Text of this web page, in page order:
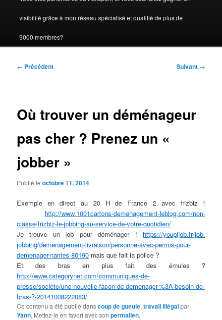
visibilité grâce à mon réseau spécialisé et qualifié de plus de
9000 membres?
Navigation
← Précédent Suivant →
Où trouver un déménageur
pas cher ? Prenez un «
jobber »
Publié leoctobre 11, 2014
Exemple en direct au 20 H de France 2 avec frizbiz !
http://www.1001cartons-demenagement-leblog.com/non-
classe/frizbiz-le-jobbing-au-service-de-votre-quotidien/
Je trouve un job pour déménager ! https://youpijob.fr/job-
jobbing/demenagement-livraison/personne-avec-permis-pour-
demenager-nantes-80190 mais que fait la police ?
Et des bras en plus fait des émules ?
http://www.categorynet.com/communiques-de-
presse/societe/une-nouvelle-facon-de-demenager-%3A-besoin-de-
bras-?-20141008222083/
Ce contenu a été publié danscoup de gueule,travail illégalpar
Yann. Mettez-le en favori avec sonpermalien.